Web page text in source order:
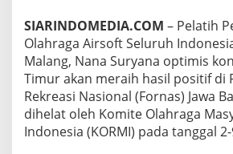
J
A
T
I
M
R
A
H
SIARINDOMEDIA.COM – Pelatih
Olahraga Airsoft Seluruh
Malang, Nana Suryana optimis
Timur akan meraih hasil positif di
Rekreasi Nasional (Fornas) Jawa
dihelat oleh Komite Olahraga
Indonesia (KORMI) pada tanggal 2-